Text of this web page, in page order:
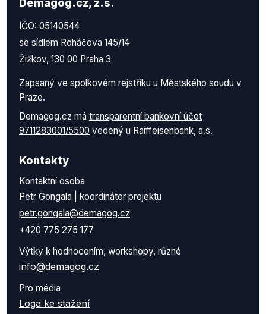
IČO: 05140544
se sídlem Roháčova 145/14
Žižkov, 130 00 Praha 3
Zapsaný ve spolkovém rejstříku u Městského soudu v
Praze.
Demagog.cz má transparentní bankovní účet
9711283001/5500 vedený u Raiffeisenbank, a.s.
Kontakty
Kontaktní osoba
Petr Gongala | koordinátor projektu
petr.gongala@demagog.cz
+420 775 275 177
Výtky k hodnocením, workshopy, různé
info@demagog.cz
Pro média
Loga ke stažení